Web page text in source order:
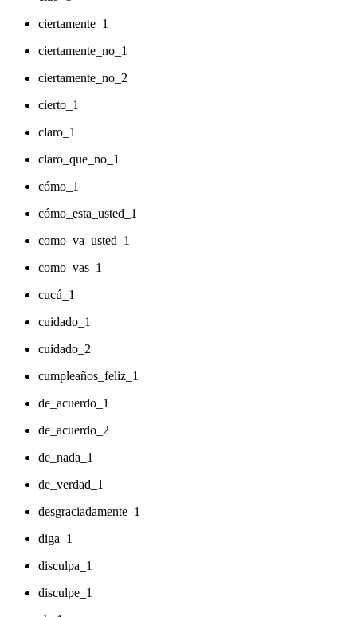
ciertamente_1
ciertamente_no_1
ciertamente_no_2
cierto_1
claro_1
claro_que_no_1
cómo_1
cómo_esta_usted_1
como_va_usted_1
como_vas_1
cucú_1
cuidado_1
cuidado_2
cumpleaños_feliz_1
de_acuerdo_1
de_acuerdo_2
de_nada_1
de_verdad_1
desgraciadamente_1
diga_1
disculpa_1
disculpe_1